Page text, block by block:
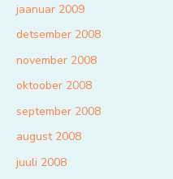
jaanuar 2009
detsember 2008
november 2008
oktoober 2008
september 2008
august 2008
juuli 2008